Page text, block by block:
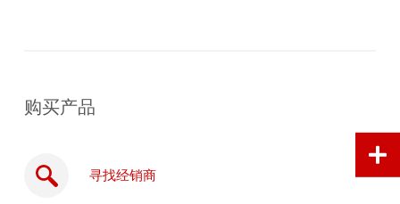
购买产品
寻找经销商